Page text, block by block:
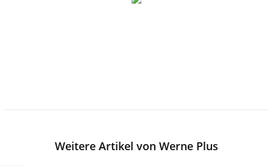
Weitere Artikel von Werne Plus